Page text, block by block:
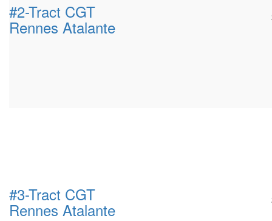
#2-Tract CGT
Rennes Atalante
#3-Tract CGT
Rennes Atalante